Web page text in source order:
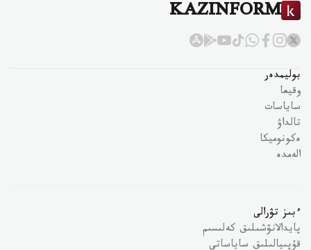
KAZINFORM
بوليمدەر
وقيعا
ساياسات
تالداۋ
ەكونوميكا
الەمدە
ءبىز تۋرالى
پايدالانۋشىلىق كەلىسىم
قۇپىيالىلىق ساياساتى